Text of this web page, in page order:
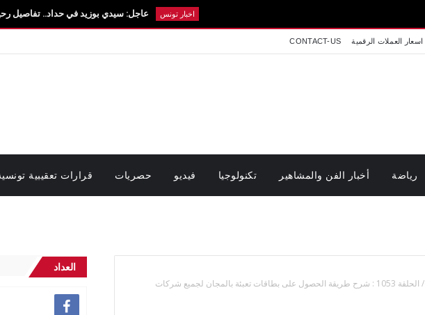
عاجل: سيدي بوزيد في حداد.. تفاصيل رحيل الطالبة
اسعار العملات الرقمية CONTACT-US
رياضة أخبار الفن والمشاهير تكنولوجيا فيديو حصريات قرارات تعقيبية
/
الحلقة 1053 : شرح طريقة الحصول على بطاقات تعبئة بالمجان لجميع شركات
العداد